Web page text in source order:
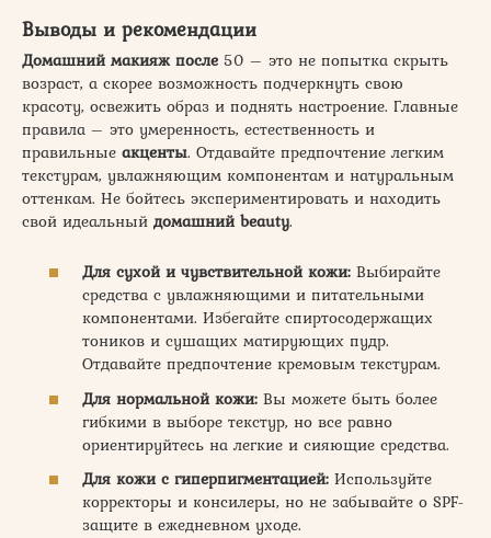
Выводы и рекомендации
Домашний макияж после 50 – это не попытка скрыть
возраст, а скорее возможность подчеркнуть свою
красоту, освежить образ и поднять настроение. Главные
правила – это умеренность, естественность и
правильные акценты. Отдавайте предпочтение легким
текстурам, увлажняющим компонентам и натуральным
оттенкам. Не бойтесь экспериментировать и находить
свой идеальный домашний beauty.
Для сухой и чувствительной кожи: Выбирайте
средства с увлажняющими и питательными
компонентами. Избегайте спиртосодержащих
тоников и сушащих матирующих пудр.
Отдавайте предпочтение кремовым текстурам.
Для нормальной кожи: Вы можете быть более
гибкими в выборе текстур, но все равно
ориентируйтесь на легкие и сияющие средства.
Для кожи с гиперпигментацией: Используйте
корректоры и консилеры, но не забывайте о SPF-
защите в ежедневном уходе.